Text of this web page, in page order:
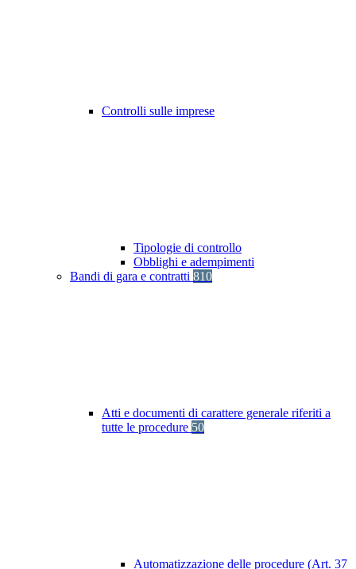
Controlli sulle imprese
Tipologie di controllo
Obblighi e adempimenti
Bandi di gara e contratti 810
Atti e documenti di carattere generale riferiti a
tutte le procedure 50
Automatizzazione delle procedure (Art. 37